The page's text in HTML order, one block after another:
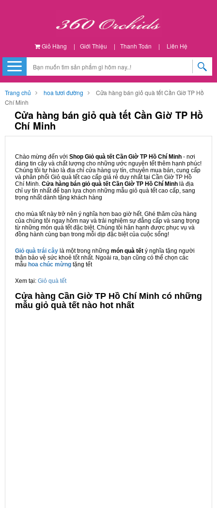
Giỏ Hàng | Giới Thiệu | Thanh Toán | Liên Hệ
Trang chủ hoa tươi đường
Cửa hàng bán giỏ quà tết Cần Giờ TP Hồ
Chí Minh
Cửa hàng bán giỏ quà tết Cần Giờ TP Hồ
Chí Minh
Chào mừng đến với Shop Giỏ quà tết Cần Giờ TP Hồ Chí Minh - nơi
đáng tin cậy và chất lượng cho những ước nguyện tết thêm hạnh phúc!
Chúng tôi tự hào là địa chỉ cửa hàng uy tín, chuyên mua bán, cung cấp
và phân phối Giỏ quà tết cao cấp giá rẻ duy nhất tại Cần Giờ TP Hồ
Chí Minh. Cửa hàng bán giỏ quà tết Cần Giờ TP Hồ Chí Minh là địa
chỉ uy tín nhất để bạn lựa chọn những mẫu giỏ quà tết cao cấp, sang
trọng nhất dành tặng khách hàng
cho mùa tết này trở nên ý nghĩa hơn bao giờ hết. Ghé thăm cửa hàng
của chúng tôi ngay hôm nay và trải nghiệm sự đẳng cấp và sang trọng
từ những món quà tết đặc biệt. Chúng tôi hân hạnh được phục vụ và
đồng hành cùng bạn trong mỗi dịp đặc biệt của cuộc sống!
Giỏ quà trái cây là một trong những món quà tết ý nghĩa tặng người
thân bảo vệ sức khoẻ tốt nhất. Ngoài ra, bạn cũng có thể chọn các
mẫu hoa chúc mừng tặng tết
Xem tại: Giỏ quà tết
Cửa hàng Cần Giờ TP Hồ Chí Minh có những
mẫu giỏ quà tết nào hot nhất